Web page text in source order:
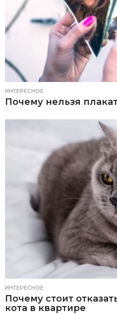
ИНТЕРЕСНОЕ
Почему нельзя
ИНТЕРЕСНОЕ
Почему стоит
кота в квартире